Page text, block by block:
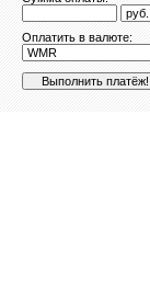
Оплатить в валюте: